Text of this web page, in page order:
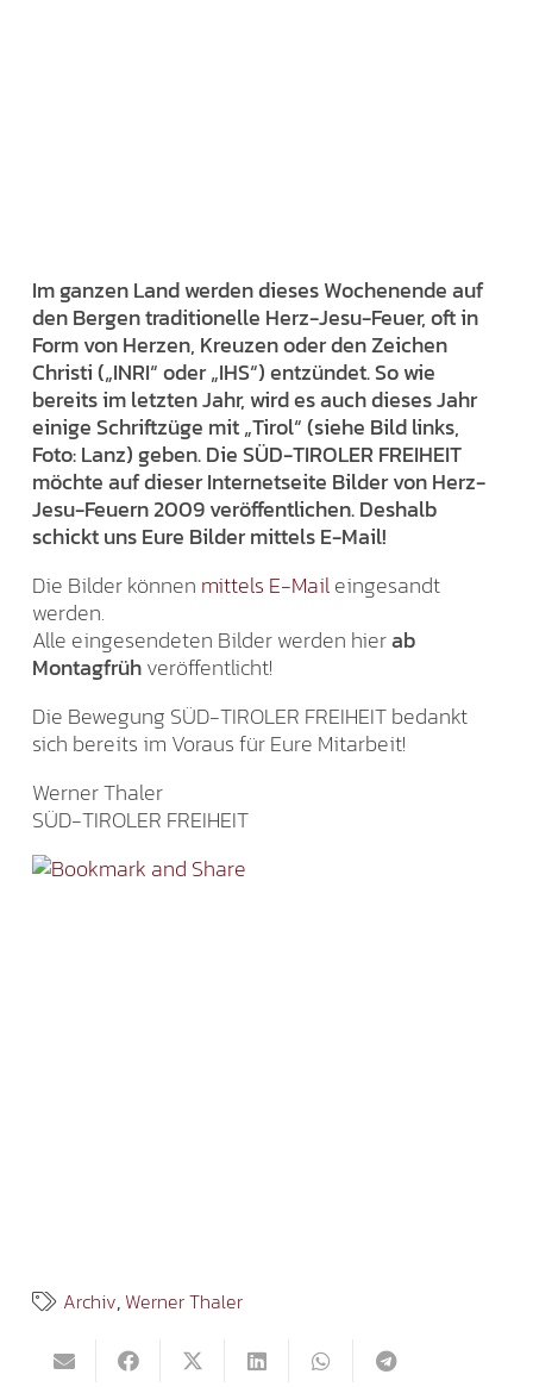
Im ganzen Land werden dieses Wochenende auf
den Bergen traditionelle Herz-Jesu-Feuer, oft in
Form von Herzen, Kreuzen oder den Zeichen
Christi („INRI“ oder „IHS“) entzündet. So wie
bereits im letzten Jahr, wird es auch dieses Jahr
einige Schriftzüge mit „Tirol“ (siehe Bild links,
Foto: Lanz) geben. Die SÜD-TIROLER FREIHEIT
möchte auf dieser Internetseite Bilder von Herz-
Jesu-Feuern 2009 veröffentlichen. Deshalb
schickt uns Eure Bilder mittels E-Mail!
Die Bilder können mittels E-Maileingesandt
werden.
Alle eingesendeten Bilder werden hierab
Montagfrühveröffentlicht!
Die Bewegung SÜD-TIROLER FREIHEIT bedankt
sich bereits im Voraus für Eure Mitarbeit!
Werner Thaler
SÜD-TIROLER FREIHEIT
Archiv, Werner Thaler